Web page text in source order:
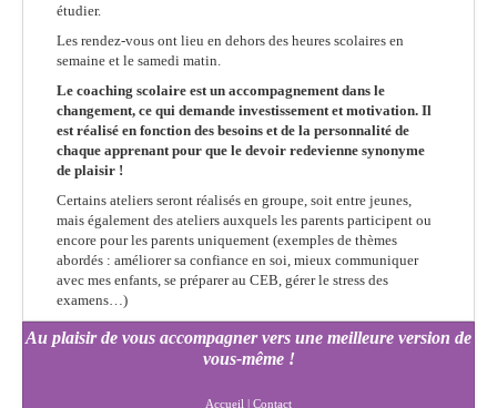
étudier.
Les rendez-vous ont lieu en dehors des heures scolaires en
semaine et le samedi matin.
Le coaching scolaire est un accompagnement dans le
changement, ce qui demande investissement et motivation. Il
est réalisé en fonction des besoins et de la personnalité de
chaque apprenant pour que le devoir redevienne synonyme
de plaisir !
Certains ateliers seront réalisés en groupe, soit entre jeunes,
mais également des ateliers auxquels les parents participent ou
encore pour les parents uniquement (exemples de thèmes
abordés : améliorer sa confiance en soi, mieux communiquer
avec mes enfants, se préparer au CEB, gérer le stress des
examens…)
Au plaisir de vous accompagner vers une meilleure version de
vous-même !
Accueil | Contact